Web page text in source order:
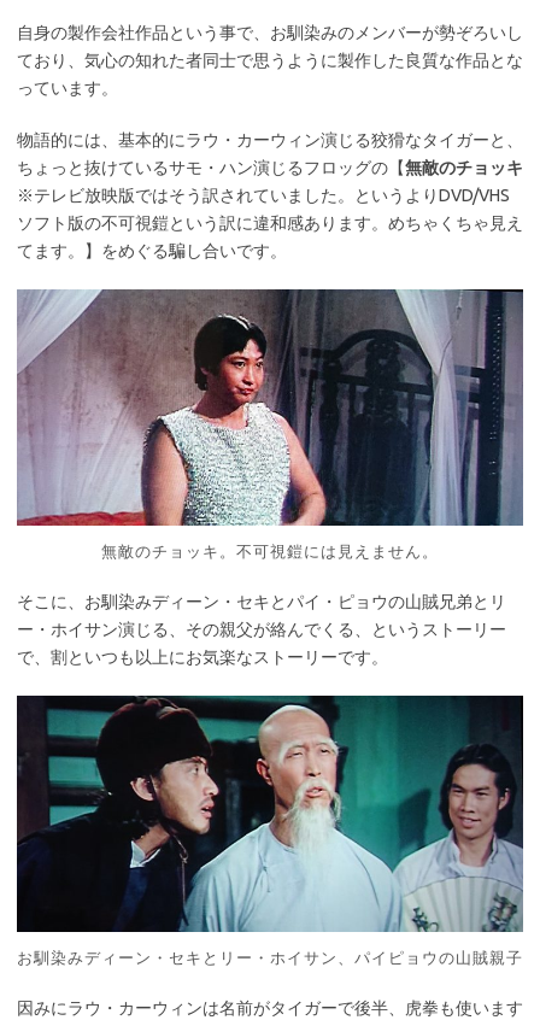
自身の製作会社作品という事で、お馴染みのメンバーが勢ぞろいし
ており、気心の知れた者同士で思うように製作した良質な作品とな
っています。
物語的には、基本的にラウ・カーウィン演じる狡猾なタイガーと、
ちょっと抜けているサモ・ハン演じるフロッグの【無敵のチョッキ
※テレビ放映版ではそう訳されていました。というよりDVD/VHS
ソフト版の不可視鎧という訳に違和感あります。めちゃくちゃ見え
てます。】をめぐる騙し合いです。
無敵のチョッキ。不可視鎧には見えません。
そこに、お馴染みディーン・セキとパイ・ピョウの山賊兄弟とリ
ー・ホイサン演じる、その親父が絡んでくる、というストーリー
で、割といつも以上にお気楽なストーリーです。
お馴染みディーン・セキとリー・ホイサン、パイピョウの山賊親子
因みにラウ・カーウィンは名前がタイガーで後半、虎拳も使います